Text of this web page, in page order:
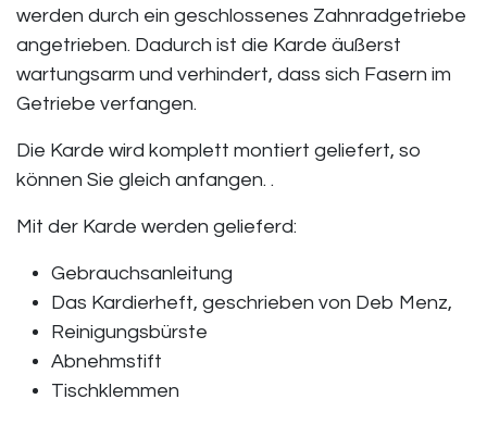
werden durch ein geschlossenes Zahnradgetriebe
angetrieben. Dadurch ist die Karde äußerst
wartungsarm und verhindert, dass sich Fasern im
Getriebe verfangen.
Die Karde wird komplett montiert geliefert, so
können Sie gleich anfangen. .
Mit der Karde werden gelieferd: ​
Gebrauchsanleitung
Das Kardierheft, geschrieben von Deb Menz,
Reinigungsbürste
Abnehmstift
Tischklemmen